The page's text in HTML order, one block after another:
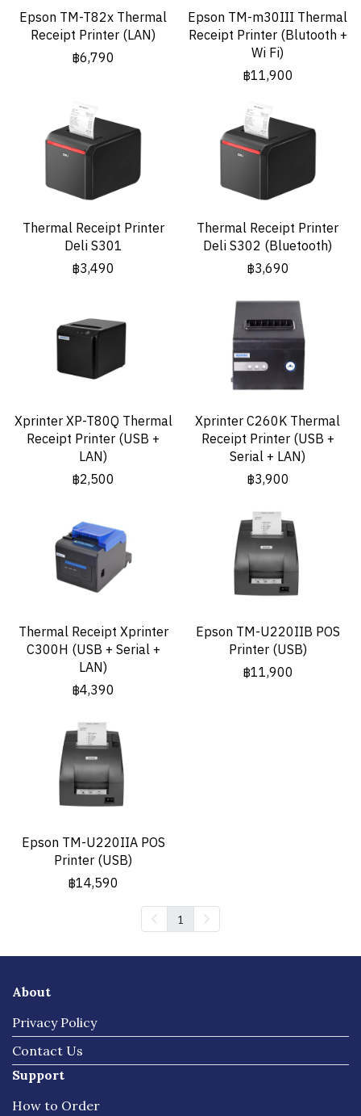
Epson TM-T82x Thermal
Receipt Printer (LAN)
฿6,790
Epson TM-m30III Thermal
Receipt Printer (Blutooth +
Wi Fi)
฿11,900
Thermal Receipt Printer
Deli S301
฿3,490
Thermal Receipt Printer
Deli S302 (Bluetooth)
฿3,690
Xprinter XP-T80Q Thermal
Receipt Printer (USB +
LAN)
฿2,500
Xprinter C260K Thermal
Receipt Printer (USB +
Serial + LAN)
฿3,900
Thermal Receipt Xprinter
C300H (USB + Serial +
LAN)
฿4,390
Epson TM-U220IIB POS
Printer (USB)
฿11,900
Epson TM-U220IIA POS
Printer (USB)
฿14,590
1
About
Privacy Policy
Contact Us
Support
How to Order